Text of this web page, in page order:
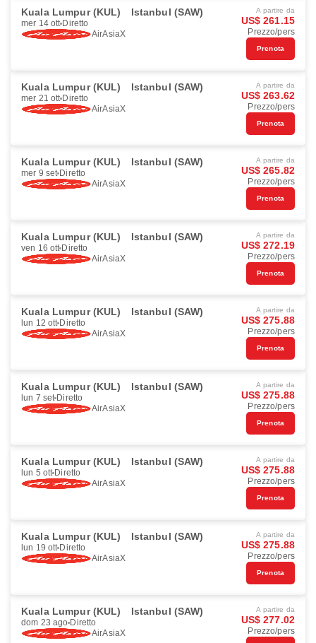
Kuala Lumpur (KUL) Istanbul (SAW)
mer 14 ott Diretto
AirAsiaX
A partire da
US$ 261.15
Prezzo/pers
Prenota
Kuala Lumpur (KUL) Istanbul (SAW)
mer 21 ott Diretto
AirAsiaX
A partire da
US$ 263.62
Prezzo/pers
Prenota
Kuala Lumpur (KUL) Istanbul (SAW)
mer 9 set Diretto
AirAsiaX
A partire da
US$ 265.82
Prezzo/pers
Prenota
Kuala Lumpur (KUL) Istanbul (SAW)
ven 16 ott Diretto
AirAsiaX
A partire da
US$ 272.19
Prezzo/pers
Prenota
Kuala Lumpur (KUL) Istanbul (SAW)
lun 12 ott Diretto
AirAsiaX
A partire da
US$ 275.88
Prezzo/pers
Prenota
Kuala Lumpur (KUL) Istanbul (SAW)
lun 7 set Diretto
AirAsiaX
A partire da
US$ 275.88
Prezzo/pers
Prenota
Kuala Lumpur (KUL) Istanbul (SAW)
lun 5 ott Diretto
AirAsiaX
A partire da
US$ 275.88
Prezzo/pers
Prenota
Kuala Lumpur (KUL) Istanbul (SAW)
lun 19 ott Diretto
AirAsiaX
A partire da
US$ 275.88
Prezzo/pers
Prenota
Kuala Lumpur (KUL) Istanbul (SAW)
dom 23 ago Diretto
AirAsiaX
A partire da
US$ 277.02
Prezzo/pers